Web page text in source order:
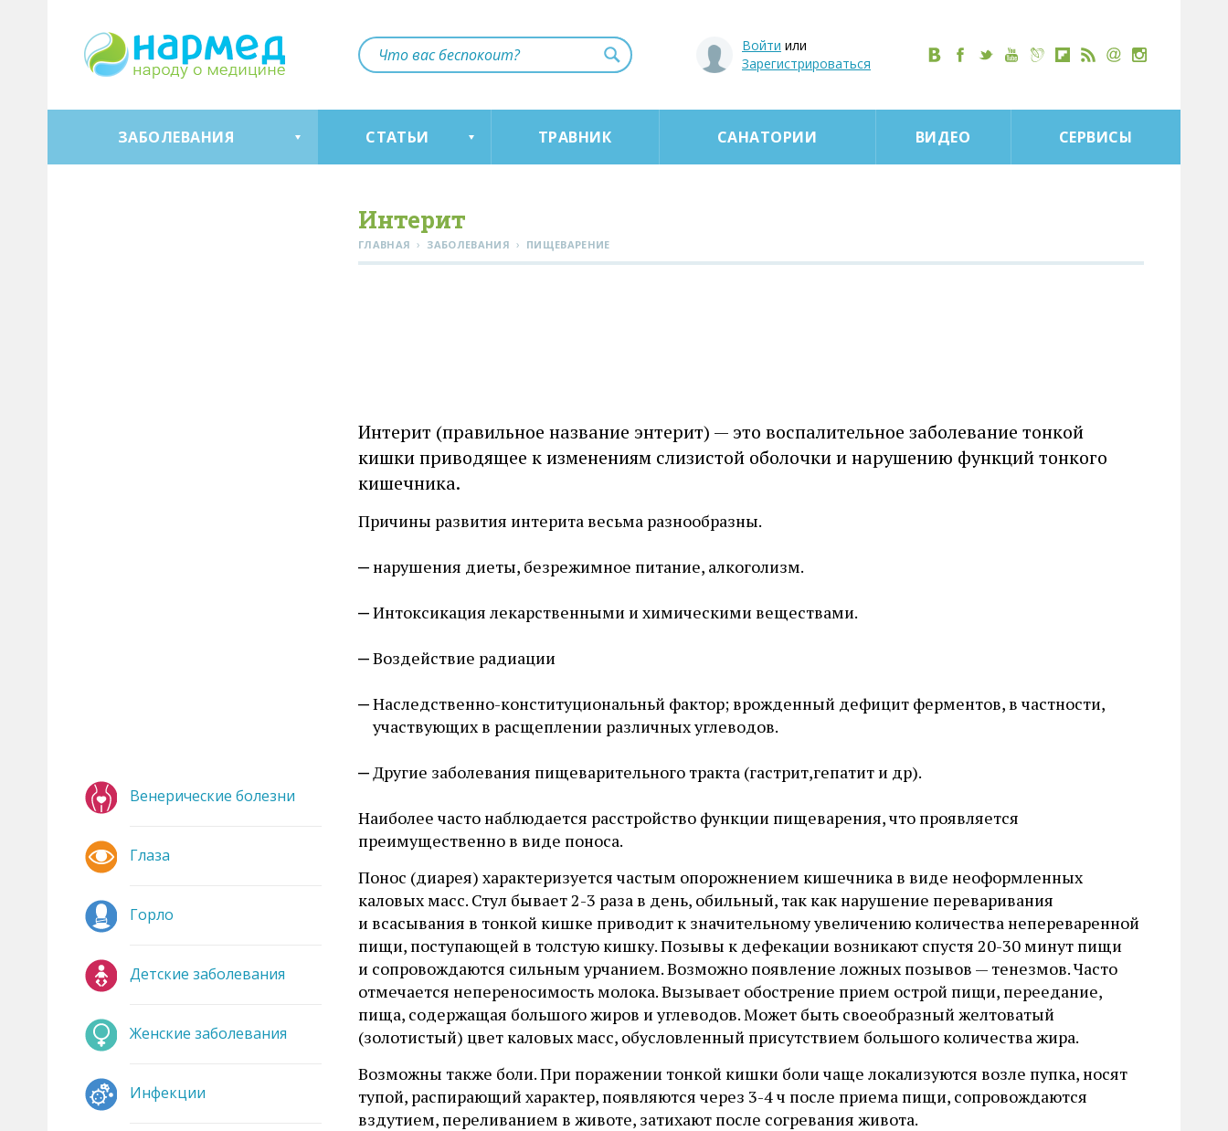
Войти или
Зарегистрироваться
ЗАБОЛЕВАНИЯ СТАТЬИ ТРАВНИК САНАТОРИИ ВИДЕО СЕРВИСЫ
Интерит
ГЛАВНАЯ › ЗАБОЛЕВАНИЯ › ПИЩЕВАРЕНИЕ
Интерит (правильное название энтерит) — это воспалительное заболевание тонкой
кишки приводящее к изменениям слизистой оболочки и нарушению функций тонкого
кишечника.
Причины развития интерита весьма разнообразны.
нарушения диеты, безрежимное питание, алкоголизм.
Интоксикация лекарственными и химическими веществами.
Воздействие радиации
Наследственно-конституциональньй фактор; врожденный дефицит ферментов, в частности,
участвующих в расщеплении различных углеводов.
Другие заболевания пищеварительного тракта (гастрит,гепатит и др).
Наиболее часто наблюдается расстройство функции пищеварения, что проявляется
преимущественно в виде поноса.
Понос (диарея) характеризуется частым опорожнением кишечника в виде неоформленных
каловых масс. Стул бывает 2-3 раза в день, обильный, так как нарушение переваривания
и всасывания в тонкой кишке приводит к значительному увеличению количества непереваренной
пищи, поступающей в толстую кишку. Позывы к дефекации возникают спустя 20-30 минут пищи
и сопровождаются сильным урчанием. Возможно появление ложных позывов — тенезмов. Часто
отмечается непереносимость молока. Вызывает обострение прием острой пищи, переедание,
пища, содержащая большого жиров и углеводов. Может быть своеобразный желтоватый
(золотистый) цвет каловых масс, обусловленный присутствием большого количества жира.
Возможны также боли. При поражении тонкой кишки боли чаще локализуются возле пупка, носят
тупой, распирающий характер, появляются через 3-4 ч после приема пищи, сопровождаются
вздутием, переливанием в животе, затихают после согревания живота.
Венерические болезни
Глаза
Горло
Детские заболевания
Женские заболевания
Инфекции